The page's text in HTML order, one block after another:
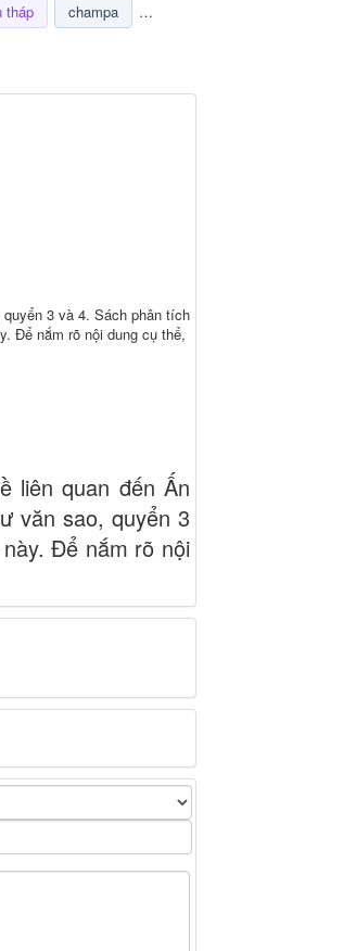
tháp champa
3 và 4. Sách phân tích
Để nắm rõ nội dung cụ thể,
liên quan đến Ấn
văn sao, quyển 3
Để nắm rõ nội